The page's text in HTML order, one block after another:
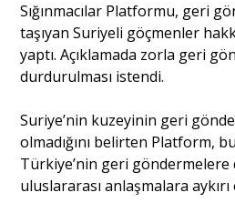
Eğitim
Dosya
Sağlık
Sığınmacılar Platformu, geri
taşıyan Suriyeli göçmenler
yaptı. Açıklamada zorla geri
durdurulması istendi.
Suriye’nin kuzeyinin geri
olmadığını belirten Platform,
Türkiye’nin geri göndermelere
uluslararası anlaşmalara